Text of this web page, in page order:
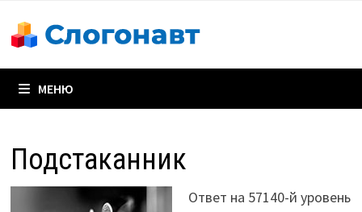
содержимому
МЕНЮ
Подстаканник
Ответ на 57140-й уровень